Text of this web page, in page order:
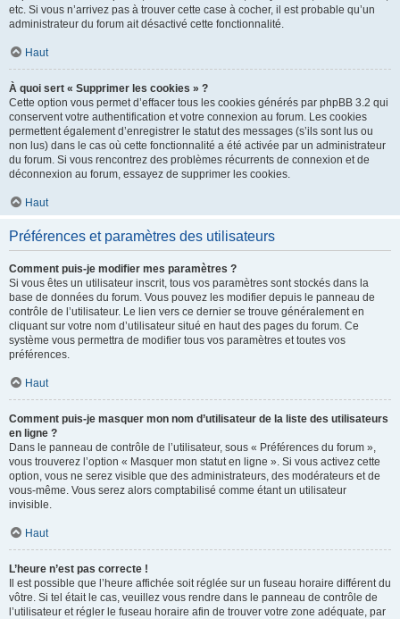
etc. Si vous n’arrivez pas à trouver cette case à cocher, il est probable qu’un
administrateur du forum ait désactivé cette fonctionnalité.
Haut
À quoi sert « Supprimer les cookies » ?
Cette option vous permet d’effacer tous les cookies générés par phpBB 3.2 qui
conservent votre authentification et votre connexion au forum. Les cookies
permettent également d’enregistrer le statut des messages (s’ils sont lus ou
non lus) dans le cas où cette fonctionnalité a été activée par un administrateur
du forum. Si vous rencontrez des problèmes récurrents de connexion et de
déconnexion au forum, essayez de supprimer les cookies.
Haut
Préférences et paramètres des utilisateurs
Comment puis-je modifier mes paramètres ?
Si vous êtes un utilisateur inscrit, tous vos paramètres sont stockés dans la
base de données du forum. Vous pouvez les modifier depuis le panneau de
contrôle de l’utilisateur. Le lien vers ce dernier se trouve généralement en
cliquant sur votre nom d’utilisateur situé en haut des pages du forum. Ce
système vous permettra de modifier tous vos paramètres et toutes vos
préférences.
Haut
Comment puis-je masquer mon nom d’utilisateur de la liste des utilisateurs
en ligne ?
Dans le panneau de contrôle de l’utilisateur, sous « Préférences du forum »,
vous trouverez l’option « Masquer mon statut en ligne ». Si vous activez cette
option, vous ne serez visible que des administrateurs, des modérateurs et de
vous-même. Vous serez alors comptabilisé comme étant un utilisateur
invisible.
Haut
L’heure n’est pas correcte !
Il est possible que l’heure affichée soit réglée sur un fuseau horaire différent du
vôtre. Si tel était le cas, veuillez vous rendre dans le panneau de contrôle de
l’utilisateur et régler le fuseau horaire afin de trouver votre zone adéquate, par